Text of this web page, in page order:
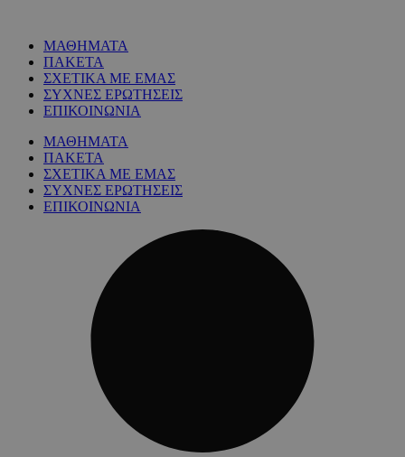
ΜΑΘΗΜΑΤΑ
ΠΑΚΕΤΑ
ΣΧΕΤΙΚΑ ΜΕ ΕΜΑΣ
ΣΥΧΝΕΣ ΕΡΩΤΗΣΕΙΣ
ΕΠΙΚΟΙΝΩΝΙΑ
ΜΑΘΗΜΑΤΑ
ΠΑΚΕΤΑ
ΣΧΕΤΙΚΑ ΜΕ ΕΜΑΣ
ΣΥΧΝΕΣ ΕΡΩΤΗΣΕΙΣ
ΕΠΙΚΟΙΝΩΝΙΑ